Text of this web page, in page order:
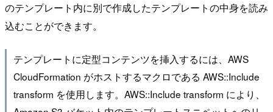
のテンプレート内に別で作成したテンプレートの中身を読み
込むことができます。
テンプレートに定型コンテンツを挿入するには、AWS
CloudFormation がホストするマクロである AWS::Include
transform を使用します。AWS::Include transform により、